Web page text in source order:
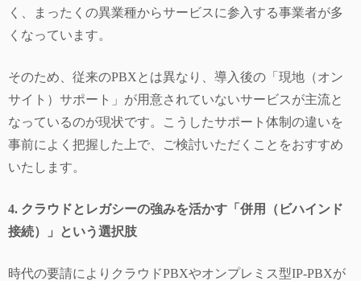
く、まったくの異業種からサービスに参入する事業者が多
くなっています。
そのため、従来のPBXとは異なり、導入後の「現地（オン
サイト）サポート」が用意されていないサービスが主流と
なっているのが現状です。こうしたサポート体制の違いを
事前によく把握した上で、ご検討いただくことをおすすめ
いたします。
4. クラウドとレガシーの強みを活かす「併用（ビハインド
接続）」という選択肢
時代の要請によりクラウドPBXやオンプレミス型IP-PBXが